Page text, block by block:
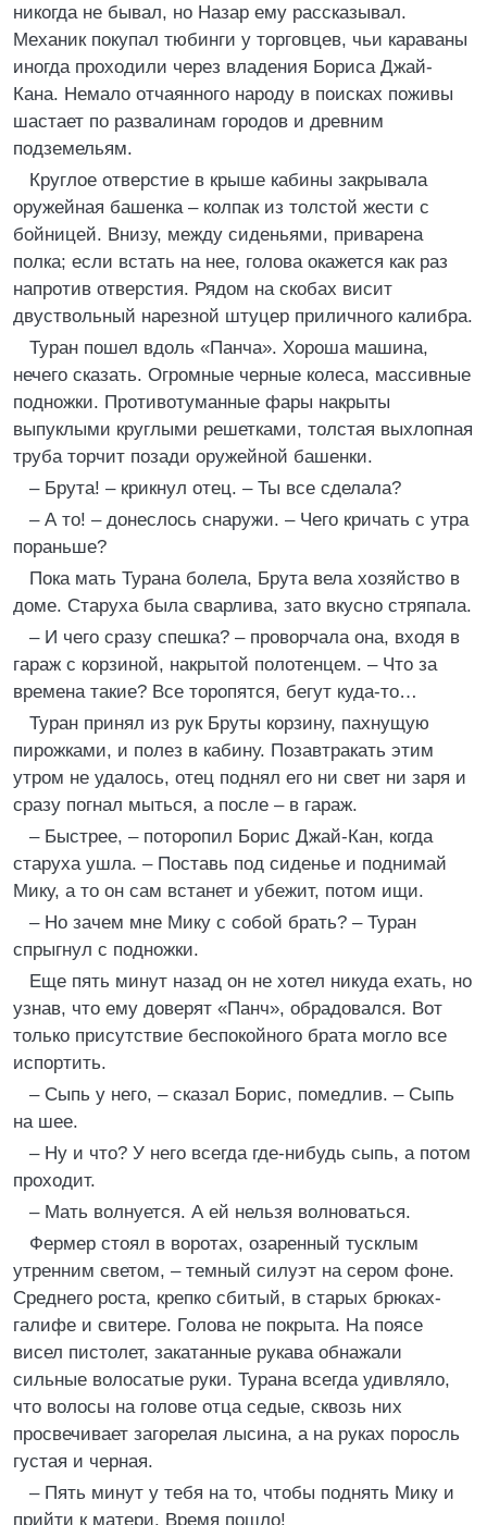
никогда не бывал, но Назар ему рассказывал.
Механик покупал тюбинги у торговцев, чьи караваны
иногда проходили через владения Бориса Джай-
Кана. Немало отчаянного народу в поисках поживы
шастает по развалинам городов и древним
подземельям.
Круглое отверстие в крыше кабины закрывала
оружейная башенка – колпак из толстой жести с
бойницей. Внизу, между сиденьями, приварена
полка; если встать на нее, голова окажется как раз
напротив отверстия. Рядом на скобах висит
двуствольный нарезной штуцер приличного калибра.
Туран пошел вдоль «Панча». Хороша машина,
нечего сказать. Огромные черные колеса, массивные
подножки. Противотуманные фары накрыты
выпуклыми круглыми решетками, толстая выхлопная
труба торчит позади оружейной башенки.
– Брута! – крикнул отец. – Ты все сделала?
– А то! – донеслось снаружи. – Чего кричать с утра
пораньше?
Пока мать Турана болела, Брута вела хозяйство в
доме. Старуха была сварлива, зато вкусно стряпала.
– И чего сразу спешка? – проворчала она, входя в
гараж с корзиной, накрытой полотенцем. – Что за
времена такие? Все торопятся, бегут куда-то…
Туран принял из рук Бруты корзину, пахнущую
пирожками, и полез в кабину. Позавтракать этим
утром не удалось, отец поднял его ни свет ни заря и
сразу погнал мыться, а после – в гараж.
– Быстрее, – поторопил Борис Джай-Кан, когда
старуха ушла. – Поставь под сиденье и поднимай
Мику, а то он сам встанет и убежит, потом ищи.
– Но зачем мне Мику с собой брать? – Туран
спрыгнул с подножки.
Еще пять минут назад он не хотел никуда ехать, но
узнав, что ему доверят «Панч», обрадовался. Вот
только присутствие беспокойного брата могло все
испортить.
– Сыпь у него, – сказал Борис, помедлив. – Сыпь
на шее.
– Ну и что? У него всегда где-нибудь сыпь, а потом
проходит.
– Мать волнуется. А ей нельзя волноваться.
Фермер стоял в воротах, озаренный тусклым
утренним светом, – темный силуэт на сером фоне.
Среднего роста, крепко сбитый, в старых брюках-
галифе и свитере. Голова не покрыта. На поясе
висел пистолет, закатанные рукава обнажали
сильные волосатые руки. Турана всегда удивляло,
что волосы на голове отца седые, сквозь них
просвечивает загорелая лысина, а на руках поросль
густая и черная.
– Пять минут у тебя на то, чтобы поднять Мику и
прийти к матери. Время пошло!